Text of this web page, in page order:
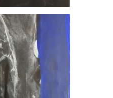
, 2023